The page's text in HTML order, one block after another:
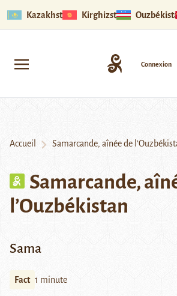
Kazakhstan Kirghizstan
Connexion
Accueil Samarcande, aînée de
Samarcande,
l’Ouzbékistan
Sama
Fact 1 minute